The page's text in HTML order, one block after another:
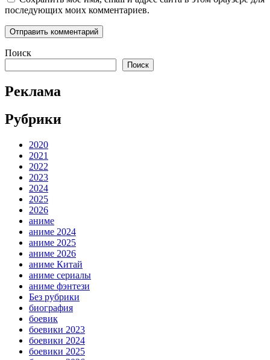
последующих моих комментариев.
Поиск
Поиск
Реклама
Рубрики
2020
2021
2022
2023
2024
2025
2026
аниме
аниме 2024
аниме 2025
аниме 2026
аниме Китай
аниме сериалы
аниме фэнтези
Без рубрики
биография
боевик
боевики 2023
боевики 2024
боевики 2025